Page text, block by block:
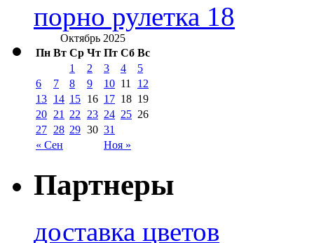
порно рулетка 18
Октябрь 2025
Пн Вт Ср Чт Пт Сб Вс
« Сен Ноя »
1 2 3 4
5
6
7 8 9 10 11
12
13 14 15 16 17 18 19
20 21 22 23 24 25 26
27 28 29 30 31
Партнеры
доставка цветов